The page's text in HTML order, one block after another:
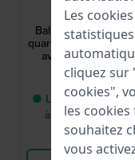
T1564101104100
Ballade 40 mm
quartz de fabrication
avec lunette
345,00 €
● Livraison entre 2
à 5 jours
Comparer
Les
cliquez sur
cookies",
les
souhaitez
vous